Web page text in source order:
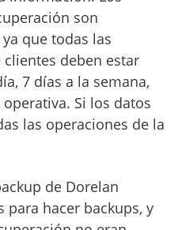
son
que todas las
deben estar
7 días a la semana,
Si los datos
las operaciones de la
de Dorelan
hacer backups, y